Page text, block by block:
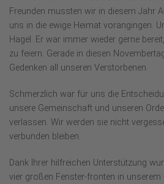
Freunden mussten wir in diesem Jahr
uns in die ewige Heimat vorangingen.
Hagel. Er war immer wieder gerne
zu feiern. Gerade in diesen
Gedenken all unseren Verstorbenen.
Schmerzlich war für uns die
unsere Gemeinschaft und unseren
verlassen. Wir werden sie nicht
verbunden bleiben.
Dank Ihrer hilfreichen Unterstützung
vier großen Fenster-fronten in